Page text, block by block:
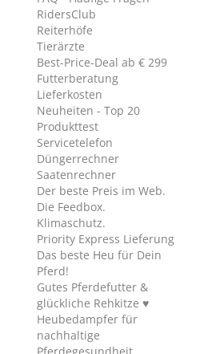
RidersClub
Reiterhöfe
Tierärzte
Best-Price-Deal ab € 299
Futterberatung
Lieferkosten
Neuheiten - Top 20
Produkttest
Servicetelefon
Düngerrechner
Saatenrechner
Der beste Preis im Web.
Die Feedbox.
Klimaschutz.
Priority Express Lieferung
Das beste Heu für Dein
Pferd!
Gutes Pferdefutter &
glückliche Rehkitze ♥
Heubedampfer für
nachhaltige